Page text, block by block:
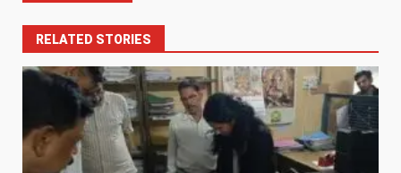
RELATED STORIES